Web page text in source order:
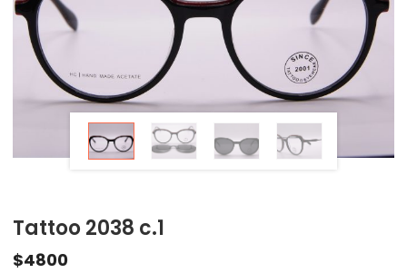
Tattoo 2038 c.1
$4800